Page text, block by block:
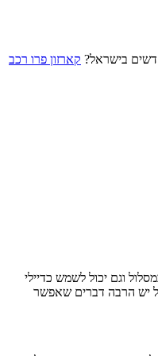
בישראל? קארזון פרו רכב
וגם יכול לשמש כדיילי
יש הרבה דברים שאפשר